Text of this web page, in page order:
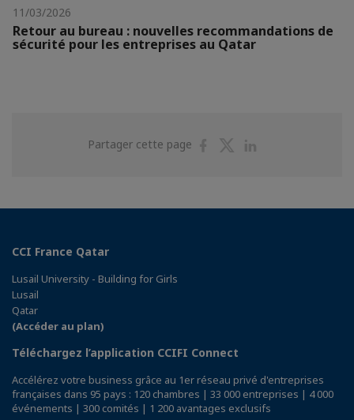
11/03/2026
Retour au bureau : nouvelles recommandations de
sécurité pour les entreprises au Qatar
Partager cette page
PartagerPartager
CCI France Qatar
Lusail University - Building for Girls
Lusail
Qatar
(Accéder au plan)
Téléchargez l’application CCIFI Connect
Accélérez votre business grâce au 1er réseau privé d'entreprises
françaises dans 95 pays : 120 chambres | 33 000 entreprises | 4 000
événements | 300 comités | 1 200 avantages exclusifs